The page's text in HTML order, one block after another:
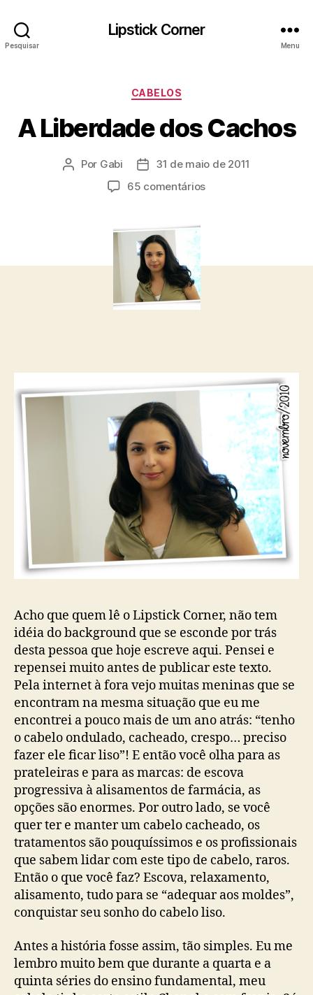
Pesquisar
Lipstick Corner
Menu
Categorias
CABELOS
A Liberdade dos Cachos
Autor
Por Gabi
Data31 de maio de 2011
65 comentáriosem
Acho que quem lê o Lipstick Corner, não tem
idéia do background que se esconde por trás
desta pessoa que hoje escreve aqui. Pensei e
repensei muito antes de publicar este texto.
Pela internet à fora vejo muitas meninas que se
encontram na mesma situação que eu me
encontrei a pouco mais de um ano atrás: “tenho
o cabelo ondulado, cacheado, crespo… preciso
fazer ele ficar liso”! E então você olha para as
prateleiras e para as marcas: de escova
progressiva à alisamentos de farmácia, as
opções são enormes. Por outro lado, se você
quer ter e manter um cabelo cacheado, os
tratamentos são pouquíssimos e os profissionais
que sabem lidar com este tipo de cabelo, raros.
Então o que você faz? Escova, relaxamento,
alisamento, tudo para se “adequar aos moldes”,
conquistar seu sonho do cabelo liso.
Antes a história fosse assim, tão simples. Eu me
lembro muito bem que durante a quarta e a
quinta séries do ensino fundamental, meu